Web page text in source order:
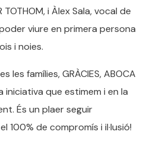
i Àlex Sala, vocal de
viure en primera persona
i noies.
les famílies, GRÀCIES, ABOCA
que estimem i en la
És un plaer seguir
100% de compromís i il·lusió!